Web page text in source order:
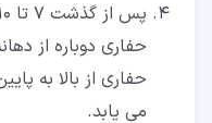
حفاری دوباره از
حفاری از بالا به
می یابد.